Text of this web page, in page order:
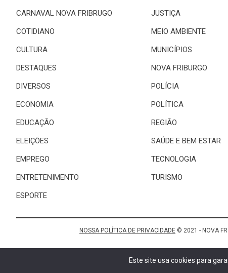
CARNAVAL NOVA FRIBRUGO
COTIDIANO
CULTURA
DESTAQUES
DIVERSOS
ECONOMIA
EDUCAÇÃO
ELEIÇÕES
EMPREGO
ENTRETENIMENTO
ESPORTE
JUSTIÇA
MEIO AMBIENTE
MUNICÍPIOS
NOVA FRIBURGO
POLÍCIA
POLÍTICA
REGIÃO
SAÚDE E BEM ESTAR
TECNOLOGIA
TURISMO
NOSSA POLÍTICA DE PRIVACIDADE © 2021 - NOVA
Este site usa cookies para